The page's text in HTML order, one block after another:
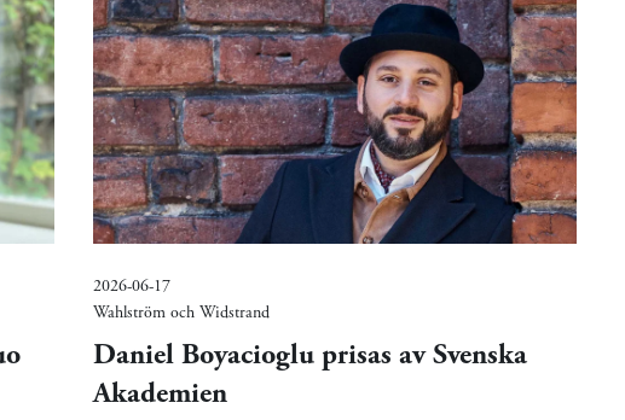
2026-06-17
Wahlström och Widstrand
Daniel Boyacioglu prisas av Svenska
Akademien